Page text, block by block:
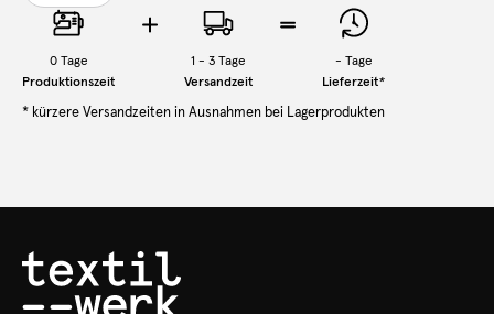
0Tage
Produktionszeit
1 - 3 Tage
Versandzeit
- Tage
Lieferzeit*
* kürzere Versandzeiten in Ausnahmen bei Lagerprodukten